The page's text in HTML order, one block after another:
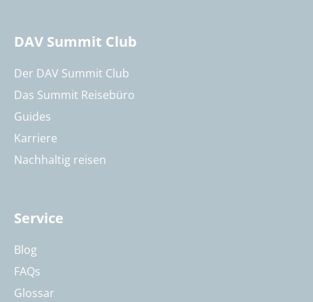
DAV Summit Club
Der DAV Summit Club
Das Summit Reisebüro
Guides
Karriere
Nachhaltig reisen
Service
Blog
FAQs
Glossar